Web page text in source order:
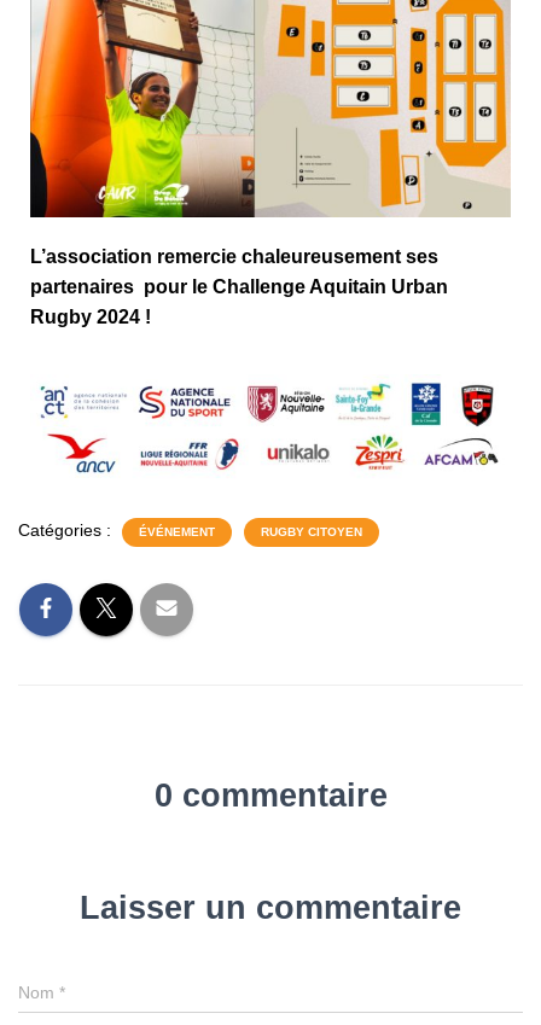
L’association remercie chaleureusement ses
partenaires pour le Challenge Aquitain Urban
Rugby 2024 !
Catégories : ÉVÉNEMENT RUGBY CITOYEN
0 commentaire
Laisser un commentaire
Nom *